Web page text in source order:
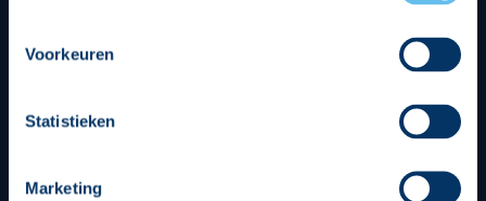
beheren op de privacy- en cookieverklaring pagina.
Voorkeuren
Statistieken
Marketing